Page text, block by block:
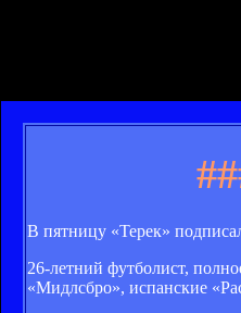
В пятницу «Терек»
26-летний футболист,
«Мидлсбро», испанские